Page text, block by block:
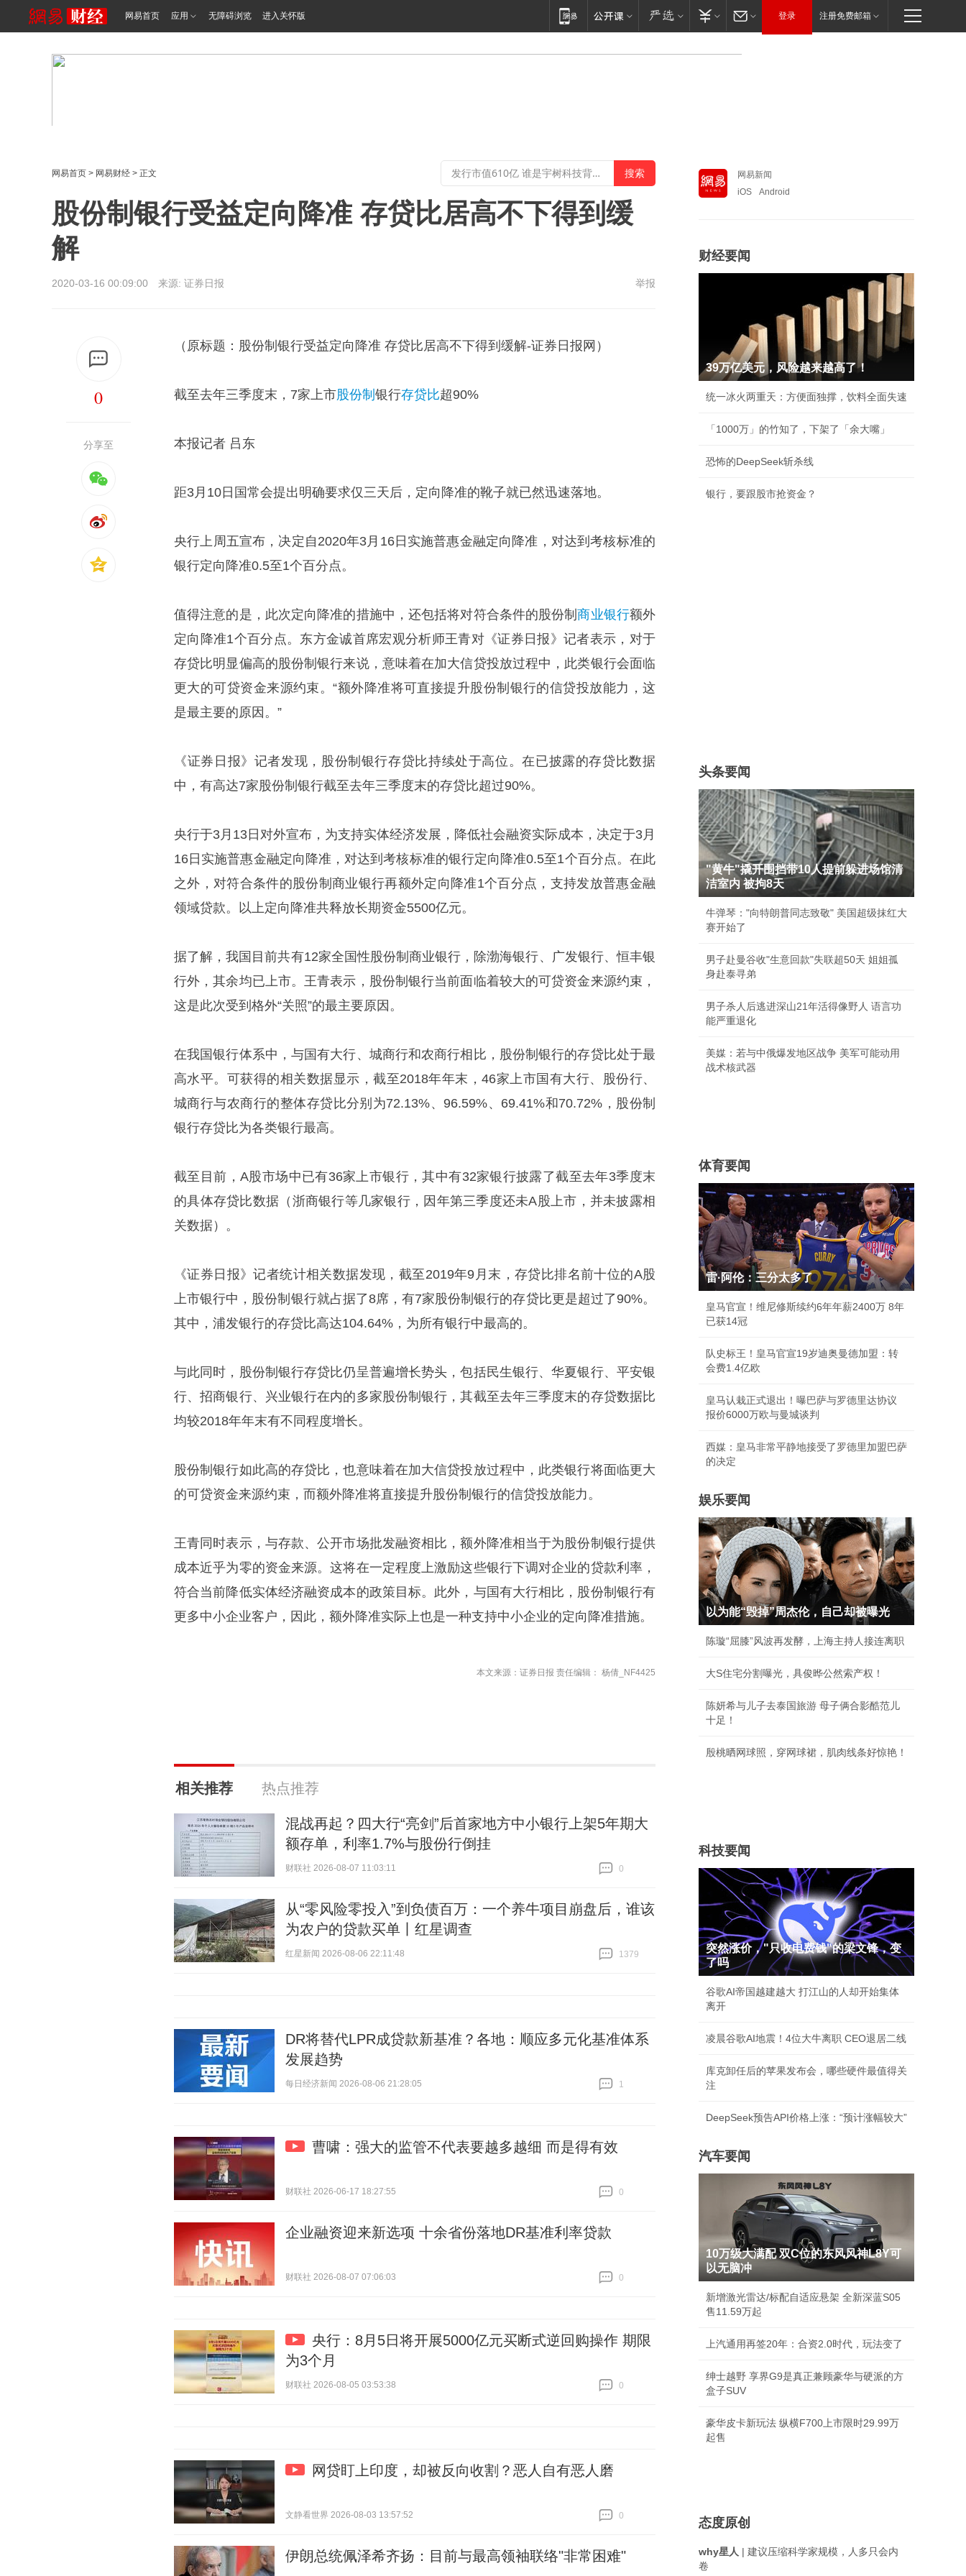
网易首页 应用 无障碍浏览 进入关怀版 登录 注册免费邮箱
网易首页 > 网易财经 > 正文
股份制银行受益定向降准 存贷比居高不下得到缓
解
2020-03-16 00:09:00 来源: 证券日报 举报
0
分享至
（原标题：股份制银行受益定向降准 存贷比居高不下得到缓解-证券日报网）
截至去年三季度末，7家上市股份制 银行存贷比超90%
本报记者 吕东
距3月10日国常会提出明确要求仅三天后，定向降准的靴子就已然迅速落地。
央行上周五宣布，决定自2020年3月16日实施普惠金融定向降准，对达到考核标准的
银行定向降准0.5至1个百分点。
值得注意的是，此次定向降准的措施中，还包括将对符合条件的股份制商业银行额外
定向降准1个百分点。东方金诚首席宏观分析师王青对《证券日报》记者表示，对于
存贷比明显偏高的股份制银行来说，意味着在加大信贷投放过程中，此类银行会面临
更大的可贷资金来源约束。“额外降准将可直接提升股份制银行的信贷投放能力，这
是最主要的原因。”
《证券日报》记者发现，股份制银行存贷比持续处于高位。在已披露的存贷比数据
中，有高达7家股份制银行截至去年三季度末的存贷比超过90%。
央行于3月13日对外宣布，为支持实体经济发展，降低社会融资实际成本，决定于3月
16日实施普惠金融定向降准，对达到考核标准的银行定向降准0.5至1个百分点。在此
之外，对符合条件的股份制商业银行再额外定向降准1个百分点，支持发放普惠金融
领域贷款。以上定向降准共释放长期资金5500亿元。
据了解，我国目前共有12家全国性股份制商业银行，除渤海银行、广发银行、恒丰银
行外，其余均已上市。王青表示，股份制银行当前面临着较大的可贷资金来源约束，
这是此次受到格外“关照”的最主要原因。
在我国银行体系中，与国有大行、城商行和农商行相比，股份制银行的存贷比处于最
高水平。可获得的相关数据显示，截至2018年年末，46家上市国有大行、股份行、
城商行与农商行的整体存贷比分别为72.13%、96.59%、69.41%和70.72%，股份制
银行存贷比为各类银行最高。
截至目前，A股市场中已有36家上市银行，其中有32家银行披露了截至去年3季度末
的具体存贷比数据（浙商银行等几家银行，因年第三季度还未A股上市，并未披露相
关数据）。
《证券日报》记者统计相关数据发现，截至2019年9月末，存贷比排名前十位的A股
上市银行中，股份制银行就占据了8席，有7家股份制银行的存贷比更是超过了90%。
其中，浦发银行的存贷比高达104.64%，为所有银行中最高的。
与此同时，股份制银行存贷比仍呈普遍增长势头，包括民生银行、华夏银行、平安银
行、招商银行、兴业银行在内的多家股份制银行，其截至去年三季度末的存贷数据比
均较2018年年末有不同程度增长。
股份制银行如此高的存贷比，也意味着在加大信贷投放过程中，此类银行将面临更大
的可贷资金来源约束，而额外降准将直接提升股份制银行的信贷投放能力。
王青同时表示，与存款、公开市场批发融资相比，额外降准相当于为股份制银行提供
成本近乎为零的资金来源。这将在一定程度上激励这些银行下调对企业的贷款利率，
符合当前降低实体经济融资成本的政策目标。此外，与国有大行相比，股份制银行有
更多中小企业客户，因此，额外降准实际上也是一种支持中小企业的定向降准措施。
本文来源：证券日报 责任编辑： 杨倩_NF4425
相关推荐 热点推荐
混战再起？四大行“亮剑”后首家地方中小银行上架5年期大
额存单，利率1.7%与股份行倒挂
财联社 2026-08-07 11:03:11
0
从“零风险零投入”到负债百万：一个养牛项目崩盘后，谁该
为农户的贷款买单丨红星调查
红星新闻 2026-08-06 22:11:48
1379
DR将替代LPR成贷款新基准？各地：顺应多元化基准体系
发展趋势
每日经济新闻 2026-08-06 21:28:05
1
曹啸：强大的监管不代表要越多越细 而是得有效
财联社 2026-06-17 18:27:55
0
企业融资迎来新选项 十余省份落地DR基准利率贷款
财联社 2026-08-07 07:06:03
0
央行：8月5日将开展5000亿元买断式逆回购操作 期限
为3个月
财联社 2026-08-05 03:53:38
0
网贷盯上印度，却被反向收割？恶人自有恶人磨
文静看世界 2026-08-03 13:57:52
0
伊朗总统佩泽希齐扬：目前与最高领袖联络"非常困难"
网易新闻
iOS
Android
财经要闻
39万亿美元，风险越来越高了！
统一冰火两重天：方便面独撑，饮料全面失速
「1000万」的竹知了，下架了「余大嘴」
恐怖的DeepSeek斩杀线
银行，要跟股市抢资金？
头条要闻
"黄牛"撬开围挡带10人提前躲进场馆清
洁室内 被拘8天
牛弹琴："向特朗普同志致敬" 美国超级抹红大
赛开始了
男子赴曼谷收"生意回款"失联超50天 姐姐孤
身赴泰寻弟
男子杀人后逃进深山21年活得像野人 语言功
能严重退化
美媒：若与中俄爆发地区战争 美军可能动用
战术核武器
体育要闻
雷·阿伦：三分太多了
皇马官宣！维尼修斯续约6年年薪2400万 8年
已获14冠
队史标王！皇马官宣19岁迪奥曼德加盟：转
会费1.4亿欧
皇马认栽正式退出！曝巴萨与罗德里达协议
报价6000万欧与曼城谈判
西媒：皇马非常平静地接受了罗德里加盟巴萨
的决定
娱乐要闻
以为能“毁掉”周杰伦，自己却被曝光
陈璇“屈膝”风波再发酵，上海主持人接连离职
大S住宅分割曝光，具俊晔公然索产权！
陈妍希与儿子去泰国旅游 母子俩合影酷范儿
十足！
殷桃晒网球照，穿网球裙，肌肉线条好惊艳！
科技要闻
突然涨价，"只收电费钱"的梁文锋，变
了吗
谷歌AI帝国越建越大 打江山的人却开始集体
离开
凌晨谷歌AI地震！4位大牛离职 CEO退居二线
库克卸任后的苹果发布会，哪些硬件最值得关
注
DeepSeek预告API价格上涨：“预计涨幅较大”
汽车要闻
10万级大满配 双C位的东风风神L8Y可
以无脑冲
新增激光雷达/标配自适应悬架 全新深蓝S05
售11.59万起
上汽通用再签20年：合资2.0时代，玩法变了
绅士越野 享界G9是真正兼顾豪华与硬派的方
盒子SUV
豪华皮卡新玩法 纵横F700上市限时29.99万
起售
态度原创
why星人 | 建议压缩科学家规模，人多只会内
卷